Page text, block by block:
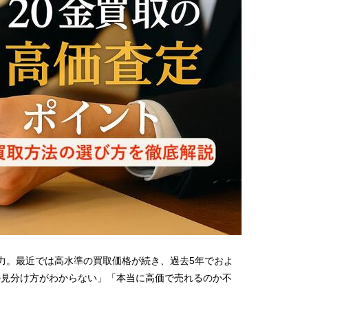
最近では高水準の買取価格が続き、過去5年でおよ
分け方がわからない」「本当に高価で売れるのか不